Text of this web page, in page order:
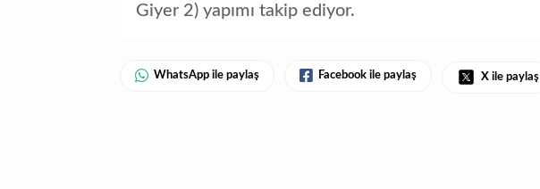
Giyer 2) yapımı takip ediyor.
WhatsApp ile paylaş Facebook ile paylaş X ile paylaş